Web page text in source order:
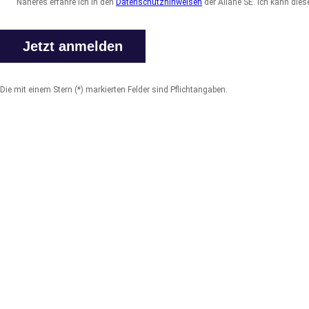
Näheres erfahre ich in den Datenschutzhinweisen der Allane SE. Ich kann
Die mit einem Stern (*) markierten Felder sind Pflichtangaben.